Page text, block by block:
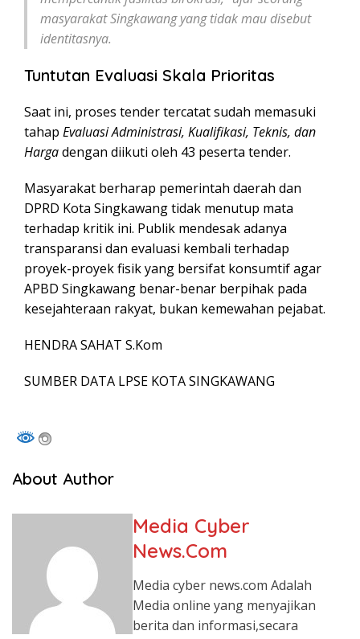
masyarakat Singkawang yang tidak mau disebut
identitasnya.
Tuntutan Evaluasi Skala Prioritas
Saat ini, proses tender tercatat sudah memasuki
tahap Evaluasi Administrasi, Kualifikasi, Teknis, dan
Hargadengan diikuti oleh 43 peserta tender.
Masyarakat berharap pemerintah daerah dan
DPRD Kota Singkawang tidak menutup mata
terhadap kritik ini. Publik mendesak adanya
transparansi dan evaluasi kembali terhadap
proyek-proyek fisik yang bersifat konsumtif agar
APBD Singkawang benar-benar berpihak pada
kesejahteraan rakyat, bukan kemewahan pejabat.
HENDRA SAHAT S.Kom
SUMBER DATA LPSE KOTA SINGKAWANG
About Author
Media Cyber
News.Com
Media cyber news.com Adalah
Media online yang menyajikan
berita dan informasi,secara